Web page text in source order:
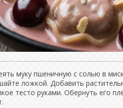
муку пшеничную с солью в
ложкой. Добавить
тесто руками. Обернуть его